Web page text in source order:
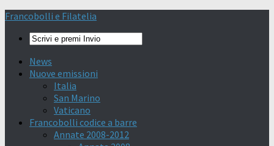
Francobolli e Filatelia
News
Nuove emissioni
Italia
San Marino
Vaticano
Francobolli codice a barre
Annate 2008-2012